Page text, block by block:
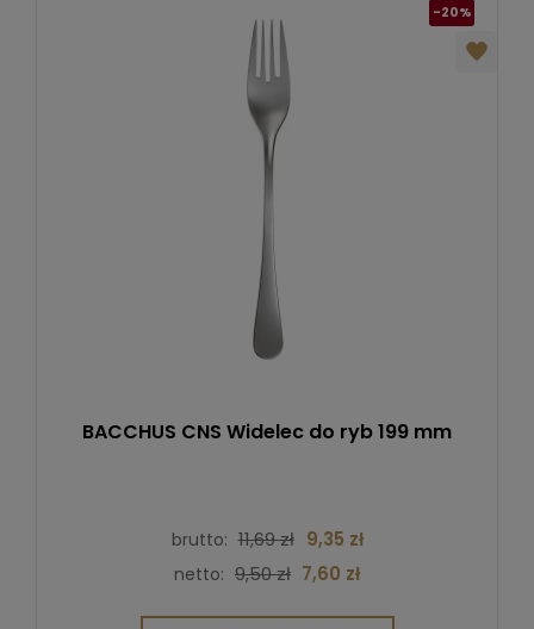
-20%
BACCHUS CNS Widelec do ryb 199 mm
brutto: 11,69 zł 9,35 zł
netto: 9,50 zł 7,60 zł